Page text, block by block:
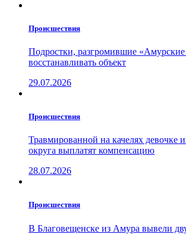
Проиcшествия
Подростки, разгромившие «Амурские
восстанавливать объект
29.07.2026
Проиcшествия
Травмированной на качелях девочке
округа выплатят компенсацию
28.07.2026
Проиcшествия
В Благовещенске из Амура вывели